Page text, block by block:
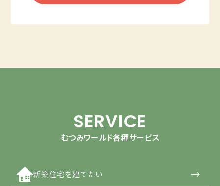
SERVICE
むつみワールド各種サービス
新築住宅を建てたい →